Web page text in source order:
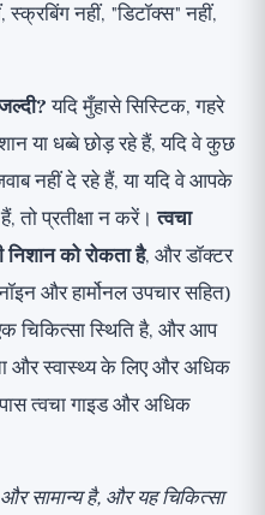
नहीं, "डिटॉक्स" नहीं,
यदि मुँहासे सिस्टिक, गहरे
या धब्बे छोड़ रहे हैं, यदि वे कुछ
नहीं दे रहे हैं, या यदि वे आपके
तो प्रतीक्षा न करें।त्वचा
निशान को रोकता है, और डॉक्टर
और हार्मोनल उपचार सहित)
चिकित्सा स्थिति है, और आप
और स्वास्थ्य के लिए और अधिक
त्वचा गाइडऔरअधिक
सामान्य है, और यह चिकित्सा